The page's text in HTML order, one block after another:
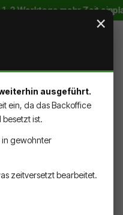
Werktage mehr Zeit
HAST 0 PRODUKTE AUF
×
ausgeführt.
ein, da das Backoffice
ist.
gewohnter
zeitversetzt bearbeitet.